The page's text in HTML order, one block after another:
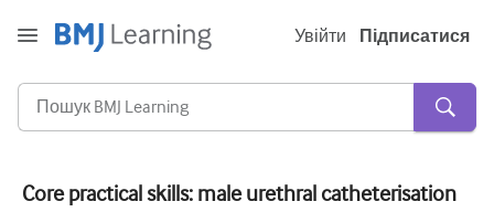
Увійти Підписатися
Core practical skills: male urethral catheterisation